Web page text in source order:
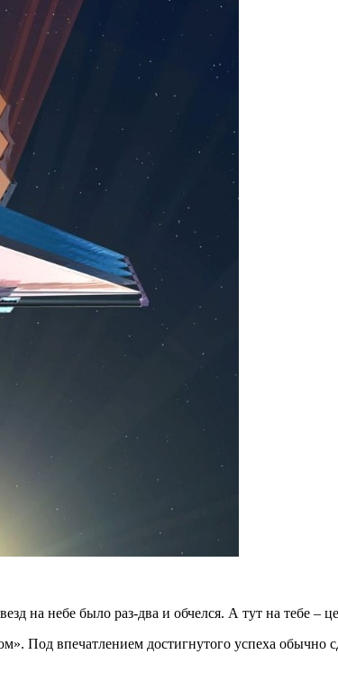
на небе было раз-два и обчелся. А тут на тебе –
Под впечатлением достигнутого успеха